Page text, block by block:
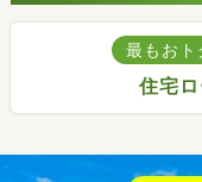
最もおト
住宅